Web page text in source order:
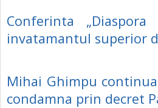
Conferinta
invatamantul superior
Mihai Ghimpu
condamna prin decret